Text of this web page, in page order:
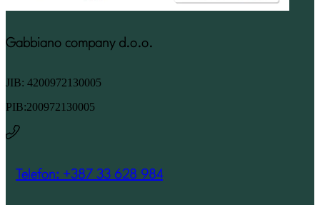
Gabbiano company d.o.o.
JIB: 4200972130005
PIB:200972130005
Telefon: +387 33 628 984